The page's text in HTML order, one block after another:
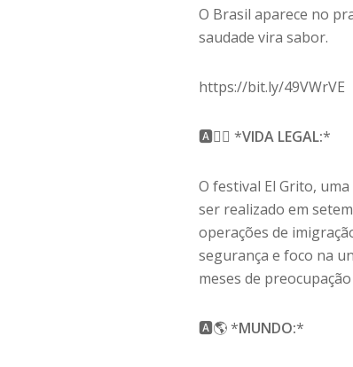
O Brasil aparece no
saudade vira sabor.
https://bit.ly/49VWrVE
🅰️👮‍♂️ *VIDA LEGAL:*
O festival El Grito,
ser realizado em
operações de
segurança e foco na
meses de
🅰️🌎 *MUNDO:*